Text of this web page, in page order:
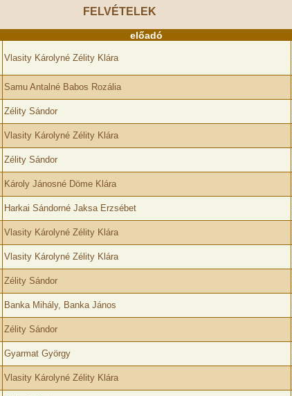
FELVÉTELEK
előadó
Vlasity Károlyné Zélity Klára
Samu Antalné Babos Rozália
Zélity Sándor
Vlasity Károlyné Zélity Klára
Zélity Sándor
Károly Jánosné Döme Klára
Harkai Sándorné Jaksa Erzsébet
Vlasity Károlyné Zélity Klára
Vlasity Károlyné Zélity Klára
Zélity Sándor
Banka Mihály, Banka János
Zélity Sándor
Gyarmat György
Vlasity Károlyné Zélity Klára